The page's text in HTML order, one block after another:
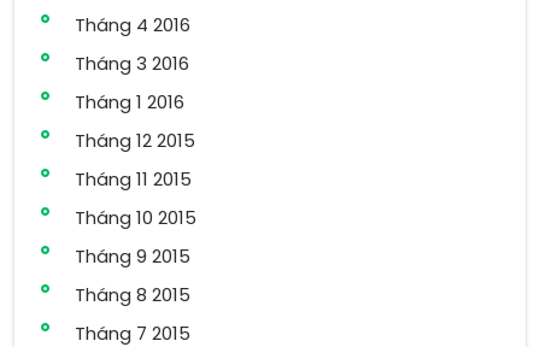
Tháng 4 2016
Tháng 3 2016
Tháng 1 2016
Tháng 12 2015
Tháng 11 2015
Tháng 10 2015
Tháng 9 2015
Tháng 8 2015
Tháng 7 2015